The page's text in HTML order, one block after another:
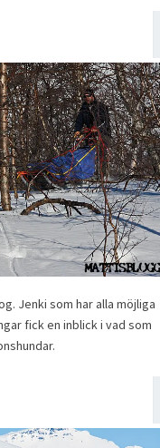
Jenki som har alla möjliga
fick en inblick i vad som